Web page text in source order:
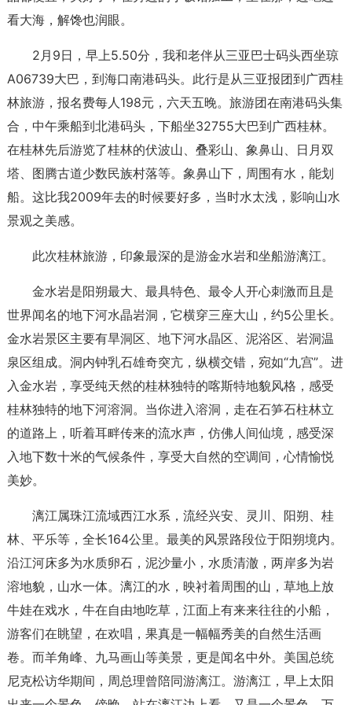
看大海，解馋也润眼。
2月9日，早上5.50分，我和老伴从三亚巴士码头西坐琼
A06739大巴，到海口南港码头。此行是从三亚报团到广西桂
林旅游，报名费每人198元，六天五晚。旅游团在南港码头集
合，中午乘船到北港码头，下船坐32755大巴到广西桂林。
在桂林先后游览了桂林的伏波山、叠彩山、象鼻山、日月双
塔、图腾古道少数民族村落等。象鼻山下，周围有水，能划
船。这比我2009年去的时候要好多，当时水太浅，影响山水
景观之美感。
此次桂林旅游，印象最深的是游金水岩和坐船游漓江。
金水岩是阳朔最大、最具特色、最令人开心刺激而且是
世界闻名的地下河水晶岩洞，它横穿三座大山，约5公里长。
金水岩景区主要有旱洞区、地下河水晶区、泥浴区、岩洞温
泉区组成。洞内钟乳石雄奇突亢，纵横交错，宛如“九宫”。进
入金水岩，享受纯天然的桂林独特的喀斯特地貌风格，感受
桂林独特的地下河溶洞。当你进入溶洞，走在石笋石柱林立
的道路上，听着耳畔传来的流水声，仿佛人间仙境，感受深
入地下数十米的气候条件，享受大自然的空调间，心情愉悦
美妙。
漓江属珠江流域西江水系，流经兴安、灵川、阳朔、桂
林、平乐等，全长164公里。最美的风景路段位于阳朔境内。
沿江河床多为水质卵石，泥沙量小，水质清澈，两岸多为岩
溶地貌，山水一体。漓江的水，映衬着周围的山，草地上放
牛娃在戏水，牛在自由地吃草，江面上有来来往往的小船，
游客们在眺望，在欢唱，果真是一幅幅秀美的自然生活画
卷。而羊角峰、九马画山等美景，更是闻名中外。美国总统
尼克松访华期间，周总理曾陪同游漓江。游漓江，早上太阳